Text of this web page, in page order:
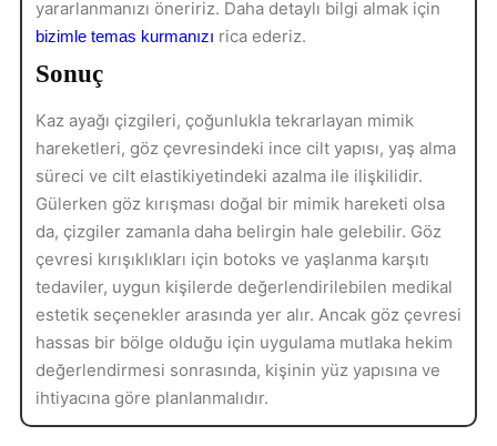
yararlanmanızı öneririz. Daha detaylı bilgi almak için
bizimle temas kurmanızı rica ederiz.
Sonuç
Kaz ayağı çizgileri, çoğunlukla tekrarlayan mimik
hareketleri, göz çevresindeki ince cilt yapısı, yaş alma
süreci ve cilt elastikiyetindeki azalma ile ilişkilidir.
Gülerken göz kırışması doğal bir mimik hareketi olsa
da, çizgiler zamanla daha belirgin hale gelebilir. Göz
çevresi kırışıklıkları için botoks ve yaşlanma karşıtı
tedaviler, uygun kişilerde değerlendirilebilen medikal
estetik seçenekler arasında yer alır. Ancak göz çevresi
hassas bir bölge olduğu için uygulama mutlaka hekim
değerlendirmesi sonrasında, kişinin yüz yapısına ve
ihtiyacına göre planlanmalıdır.